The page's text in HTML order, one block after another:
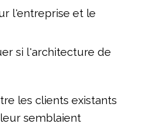
l'entreprise et le
si l'architecture de
les clients existants
semblaient